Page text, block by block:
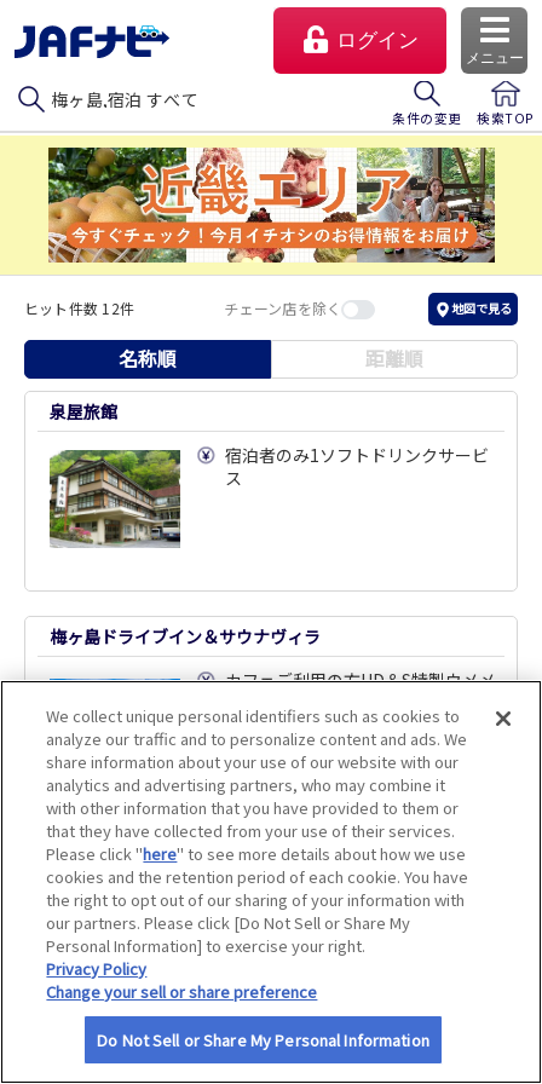
ログイン
メニュー
マイページ
会員優待のご利用方法
よくあるご質問
梅ヶ島,宿泊 すべて
条件の変更 検索TOP
ヒット件数 12件 チェーン店を除く 地図で見る
名称順 距離順
泉屋旅館
宿泊者のみ1ソフトドリンクサービ
ス
梅ヶ島ドライブイン＆サウナヴィラ
カフェご利用の方UD＆S特製ウメメ
シール進呈
大野木荘
ご宿泊の方ソフトドリンクまたは生
ビール（小）1杯進呈
We collect unique personal identifiers such as cookies to
analyze our traffic and to personalize content and ads. We
share information about your use of our website with our
analytics and advertising partners, who may combine it
with other information that you have provided to them or
that they have collected from your use of their services.
Please click "here" to see more details about how we use
cookies and the retention period of each cookie. You have
the right to opt out of our sharing of your information with
our partners. Please click [Do Not Sell or Share My
Personal Information] to exercise your right.
Privacy Policy
Change your sell or share preference
Do Not Sell or Share My Personal Information